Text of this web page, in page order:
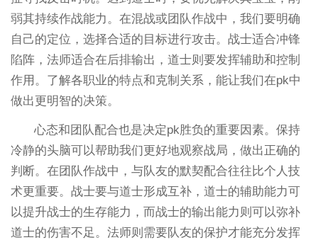
弱其持续作战能力。在混战或团队作战中，我们要明确
自己的定位，选择合适的目标进行攻击。战士适合冲锋
陷阵，法师适合在后排输出，道士则要发挥辅助和控制
作用。了解各职业的特点和克制关系，能让我们在pk中
做出更明智的决策。
心态和团队配合也是决定pk胜负的重要因素。保持
冷静的头脑可以帮助我们更好地观察战局，做出正确的
判断。在团队作战中，与队友的默契配合往往比个人技
术更重要。战士要与道士形成互补，道士的辅助能力可
以提升战士的生存能力，而战士的输出能力则可以弥补
道士的伤害不足。法师则需要队友的保护才能充分发挥